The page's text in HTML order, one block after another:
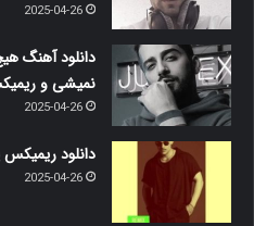
2025-04-26
دانلود آهنگ
نمیشی و
2025-04-26
دانلود ریمیکس
2025-04-26